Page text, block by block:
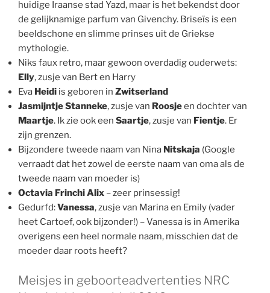
huidige Iraanse stad Yazd, maar is het bekendst door
de gelijknamige parfum van Givenchy. Briseïs is een
beeldschone en slimme prinses uit de Griekse
mythologie.
Niks faux retro, maar gewoon overdadig ouderwets:
Elly, zusje van Bert en Harry
Eva Heidi is geboren in Zwitserland
Jasmijntje Stanneke, zusje van Roosjeen dochter van
Maartje. Ik zie ook een Saartje, zusje van Fientje. Er
zijn grenzen.
Bijzondere tweede naam van Nina Nitskaja (Google
verraadt dat het zowel de eerste naam van oma als de
tweede naam van moeder is)
Octavia Frinchi Alix – zeer prinsessig!
Gedurfd:Vanessa, zusje van Marina en Emily (vader
heet Cartoef, ook bijzonder!) – Vanessa is in Amerika
overigens een heel normale naam, misschien dat de
moeder daar roots heeft?
Meisjes in geboorteadvertenties NRC